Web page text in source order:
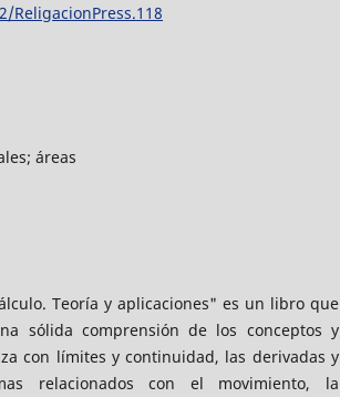
ReligacionPress.118
áreas
Teoría y aplicaciones" es un libro que
sólida comprensión de los conceptos y
con límites y continuidad, las derivadas y
relacionados con el movimiento, la